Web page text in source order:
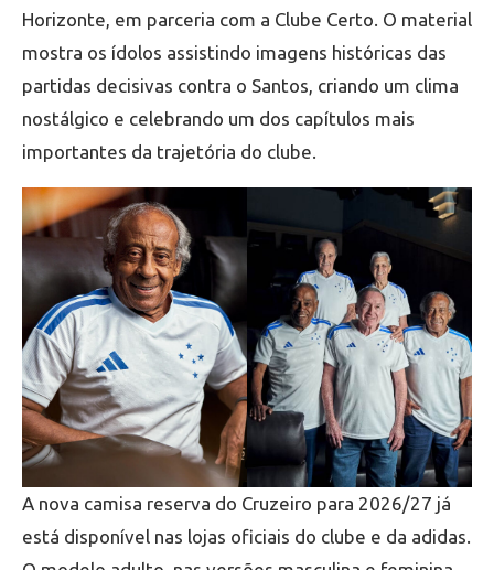
Horizonte, em parceria com a Clube Certo. O material
mostra os ídolos assistindo imagens históricas das
partidas decisivas contra o Santos, criando um clima
nostálgico e celebrando um dos capítulos mais
importantes da trajetória do clube.
A nova camisa reserva do Cruzeiro para 2026/27 já
está disponível nas lojas oficiais do clube e da adidas.